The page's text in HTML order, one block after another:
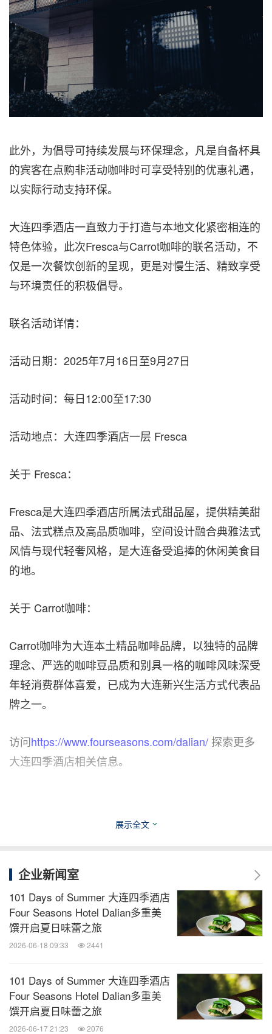
此外，为倡导可持续发展与环保理念，凡是自备杯具
的宾客在点购非活动咖啡时可享受特别的优惠礼遇，
以实际行动支持环保。
大连四季酒店一直致力于打造与本地文化紧密相连的
特色体验，此次Fresca与Carrot咖啡的联名活动，不
仅是一次餐饮创新的呈现，更是对慢生活、精致享受
与环境责任的积极倡导。
联名活动详情：
活动日期：2025年7月16日至9月27日
活动时间：每日12:00至17:30
活动地点：大连四季酒店一层 Fresca
关于 Fresca：
Fresca是大连四季酒店所属法式甜品屋，提供精美甜
品、法式糕点及高品质咖啡，空间设计融合典雅法式
风情与现代轻奢风格，是大连备受追捧的休闲美食目
的地。
关于 Carrot咖啡：
Carrot咖啡为大连本土精品咖啡品牌，以独特的品牌
理念、严选的咖啡豆品质和别具一格的咖啡风味深受
年轻消费群体喜爱，已成为大连新兴生活方式代表品
牌之一。
访问https://www.fourseasons.com/dalian/ 探索更多
大连四季酒店相关信息。
消息来源：大连四季酒店
微信公众号“知消”发布全球消费品、零售、时
尚、物流行业最新动态。扫描二维码，立即
订阅！
分享到：
展示全文
企业新闻室
101 Days of Summer 大连四季酒店
Four Seasons Hotel Dalian多重美
馔开启夏日味蕾之旅
2026-06-18 09:33 2441
101 Days of Summer 大连四季酒店
Four Seasons Hotel Dalian多重美
馔开启夏日味蕾之旅
2026-06-17 21:23 2076